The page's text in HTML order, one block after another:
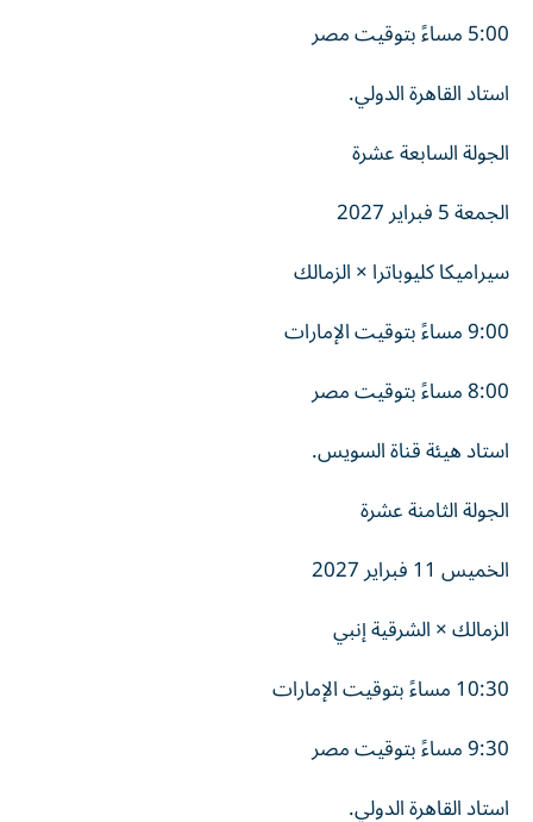
5:00 مساءً بتوقيت مصر
استاد القاهرة الدولي.
الجولة السابعة عشرة
الجمعة 5 فبراير 2027
سيراميكا كليوباترا × الزمالك
9:00 مساءً بتوقيت الإمارات
8:00 مساءً بتوقيت مصر
استاد هيئة قناة السويس.
الجولة الثامنة عشرة
الخميس 11 فبراير 2027
الزمالك × الشرقية إنبي
10:30 مساءً بتوقيت الإمارات
9:30 مساءً بتوقيت مصر
استاد القاهرة الدولي.